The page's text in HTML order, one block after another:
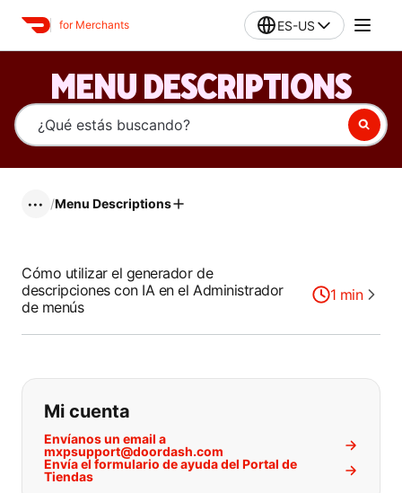
for Merchants ES-US
MENU DESCRIPTIONS
••• /Menu Descriptions
Cómo utilizar el generador de
descripciones con IA en el Administrador
de menús
1 min
Si no puede encontrar lo que está
Mi cuenta
Envíanos un email a
mxpsupport@doordash.com
Envía el formulario de ayuda del Portal de
Tiendas